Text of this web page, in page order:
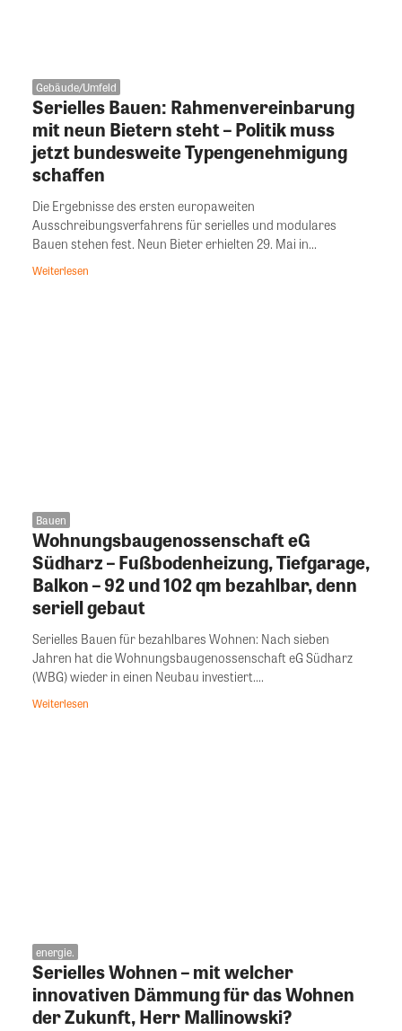
Gebäude/Umfeld
Serielles Bauen: Rahmenvereinbarung
mit neun Bietern steht – Politik muss
jetzt bundesweite Typengenehmigung
schaffen
Die Ergebnisse des ersten europaweiten
Ausschreibungsverfahrens für serielles und modulares
Bauen stehen fest. Neun Bieter erhielten 29. Mai in...
Weiterlesen
Bauen
Wohnungsbaugenossenschaft eG
Südharz – Fußbodenheizung, Tiefgarage,
Balkon – 92 und 102 qm bezahlbar, denn
seriell gebaut
Serielles Bauen für bezahlbares Wohnen: Nach sieben
Jahren hat die Wohnungsbaugenossenschaft eG Südharz
(WBG) wieder in einen Neubau investiert....
Weiterlesen
energie.
Serielles Wohnen – mit welcher
innovativen Dämmung für das Wohnen
der Zukunft, Herr Mallinowski?